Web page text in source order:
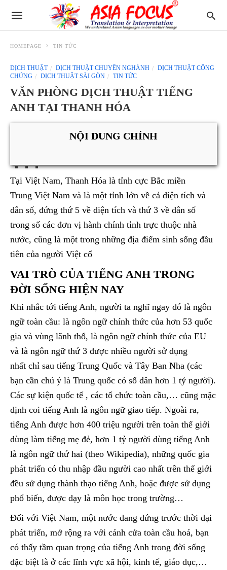
HOMEPAGE TIN TỨC
DỊCH THUẬT DỊCH THUẬT CHUYÊN NGHÀNH
DỊCH THUẬT CÔNG
CHỨNG
DỊCH THUẬT SÀI GÒN TIN TỨC
VĂN PHÒNG DỊCH THUẬT TIẾNG
ANH TẠI THANH HÓA
NỘI DUNG CHÍNH
Tại Việt Nam, Thanh Hóa là tỉnh cực Bắc miền
Trung Việt Nam và là một tỉnh lớn về cả diện tích và
dân số, đứng thứ 5 về diện tích và thứ 3 về dân số
trong số các đơn vị hành chính tỉnh trực thuộc nhà
nước, cũng là một trong những địa điểm sinh sống đầu
tiên của người Việt cổ
VAI TRÒ CỦA TIẾNG ANH TRONG
ĐỜI SỐNG HIỆN NAY
Khi nhắc tới tiếng Anh, người ta nghĩ ngay đó là ngôn
ngữ toàn cầu: là ngôn ngữ chính thức của hơn 53 quốc
gia và vùng lãnh thổ, là ngôn ngữ chính thức của EU
và là ngôn ngữ thứ 3 được nhiều người sử dụng
nhất chỉ sau tiếng Trung Quốc và Tây Ban Nha (các
bạn cần chú ý là Trung quốc có số dân hơn 1 tỷ người).
Các sự kiện quốc tế , các tổ chức toàn cầu,… cũng mặc
định coi tiếng Anh là ngôn ngữ giao tiếp. Ngoài ra,
tiếng Anh được hơn 400 triệu người trên toàn thế giới
dùng làm tiếng mẹ đẻ, hơn 1 tỷ người dùng tiếng Anh
là ngôn ngữ thứ hai (theo Wikipedia), những quốc gia
phát triển có thu nhập đầu người cao nhất trên thế giới
đều sử dụng thành thạo tiếng Anh, hoặc được sử dụng
phổ biến, được dạy là môn học trong trường…
Đối với Việt Nam, một nước đang đứng trước thời đại
phát triển, mở rộng ra với cánh cửa toàn cầu hoá, bạn
có thấy tầm quan trọng của tiếng Anh trong đời sống
đặc biệt là ở các lĩnh vực xã hội, kinh tế, giáo dục,…